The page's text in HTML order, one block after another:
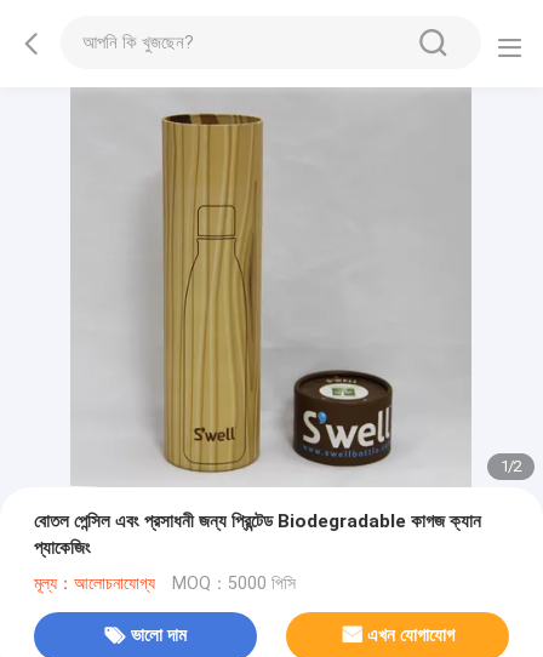
1/2
বোতল পেন্সিল এবং প্রসাধনী জন্য প্রিন্টেড Biodegradable কাগজ ক্যান
প্যাকেজিং
মূল্য：আলোচনাযোগ্য MOQ：5000 পিসি
ভালো দাম এখন যোগাযোগ